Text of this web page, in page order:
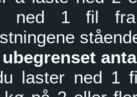
ned 1 fil fra
laster ned 1